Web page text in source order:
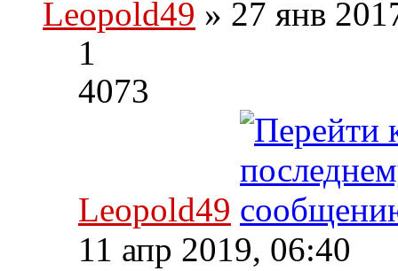
Leopold49 » 27 янв
1
4073
Leopold49
11 апр 2019, 06:40